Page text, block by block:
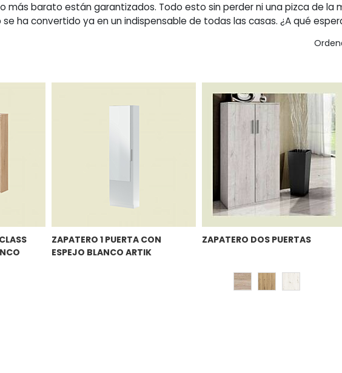
más barato están garantizados. Todo esto sin perder ni una pizca de la
ha convertido ya en un indispensable de todas las casas. ¿A qué
ZAPATERO 1 PUERTA CON
ESPEJO BLANCO ARTIK
ZAPATERO DOS PUERTAS